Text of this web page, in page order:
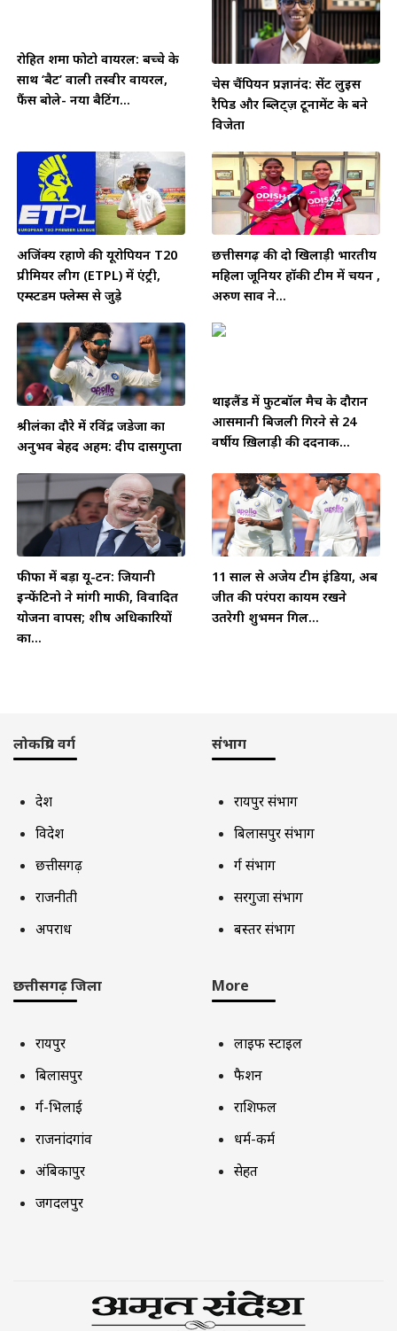
रोहित शर्मा फोटो वायरल: बच्चे के
साथ ‘बैट’ वाली तस्वीर वायरल,
फैंस बोले- नया बैटिंग...
चेस चैंपियन प्रज्ञानंद: सेंट लुइस
रैपिड और ब्लिट्ज़ टूर्नामेंट के बने
विजेता
अजिंक्य रहाणे की यूरोपियन T20
प्रीमियर लीग (ETPL) में एंट्री,
एम्स्टर्डम फ्लेम्स से जुड़े
छत्तीसगढ़ की दो खिलाड़ी भारतीय
महिला जूनियर हॉकी टीम में चयन ,
अरुण साव ने...
श्रीलंका दौरे में रविंद्र जडेजा का
अनुभव बेहद अहम: दीप दासगुप्ता
थाईलैंड में फुटबॉल मैच के दौरान
आसमानी बिजली गिरने से 24
वर्षीय ख़िलाड़ी की दर्दनाक...
फीफा में बड़ा यू-टर्न: जियानी
इन्फेंटिनो ने मांगी माफी, विवादित
योजना वापस; शीर्ष अधिकारियों
का...
11 साल से अजेय टीम इंडिया, अब
जीत की परंपरा कायम रखने
उतरेगी शुभमन गिल...
लोकप्रिय वर्ग
देश
विदेश
छत्तीसगढ़
राजनीती
अपराध
संभाग
रायपुर संभाग
बिलासपुर संभाग
दुर्ग संभाग
सरगुजा संभाग
बस्तर संभाग
छत्तीसगढ़ जिला
रायपुर
बिलासपुर
दुर्ग-भिलाई
राजनांदगांव
अंबिकापुर
जगदलपुर
More
लाइफ स्टाइल
फैशन
राशिफल
धर्म-कर्म
सेहत